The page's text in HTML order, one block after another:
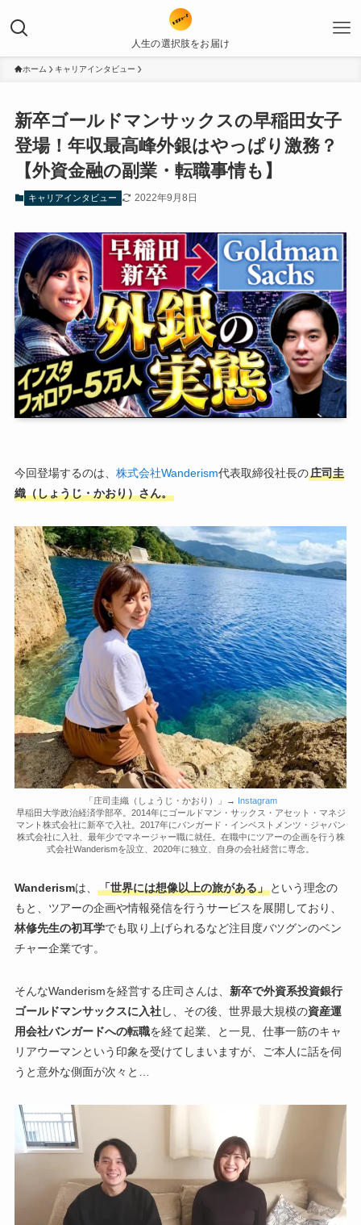
人生の選択肢をお届け
ホーム キャリアインタビュー
新卒ゴールドマンサックスの早稲田女子
登場！年収最高峰外銀はやっぱり激務？
【外資金融の副業・転職事情も】
キャリアインタビュー 2022年9月8日
今回登場するのは、 株式会社Wanderism代表取締役社長の庄司圭
織（しょうじ・かおり）さん。
「庄司圭織（しょうじ・かおり）」→
Instagram
早稲田大学政治経済学部卒。2014年にゴールドマン・サックス・アセット・マネジ
マント株式会社に新卒で入社。2017年にバンガード・インベストメンツ・ジャパン
株式会社に入社、最年少でマネージャー職に就任。在職中にツアーの企画を行う株
式会社Wanderismを設立、2020年に独立、自身の会社経営に専念。
Wanderismは、 「世界には想像以上の旅がある」という理念の
もと、ツアーの企画や情報発信を行うサービスを展開しており、
林修先生の初耳学でも取り上げられるなど注目度バツグンのベン
チャー企業です。
そんなWanderismを経営する庄司さんは、 新卒で外資系投資銀行
ゴールドマンサックスに入社し、その後、世界最大規模の資産運
用会社バンガードへの転職を経て起業、と一見、仕事一筋のキャ
リアウーマンという印象を受けてしまいますが、ご本人に話を伺
うと意外な側面が次々と…